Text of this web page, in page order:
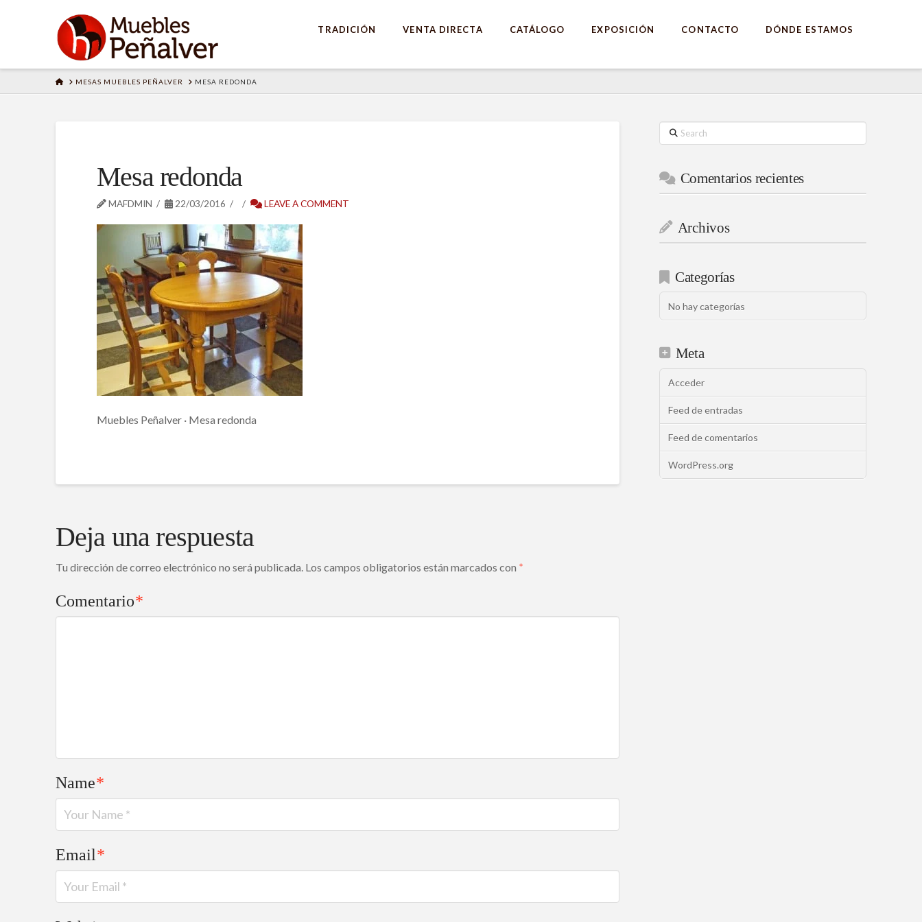
TRADICIÓN VENTA DIRECTA CATÁLOGO EXPOSICIÓN CONTACTO DÓNDE ESTAMOS
HOMEMESAS MUEBLES PEÑALVER MESA REDONDA
Mesa redonda
MAFDMIN 22/03/2016 LEAVE A COMMENT
Muebles Peñalver · Mesa redonda
Deja una respuesta
Tu dirección de correo electrónico no será publicada. Los campos obligatorios están marcados con *
Comentario*
Name*
Email*
Search
Comentarios recientes
Archivos
Categorías
No hay categorías
Meta
Acceder
Feed de entradas
Feed de comentarios
WordPress.org